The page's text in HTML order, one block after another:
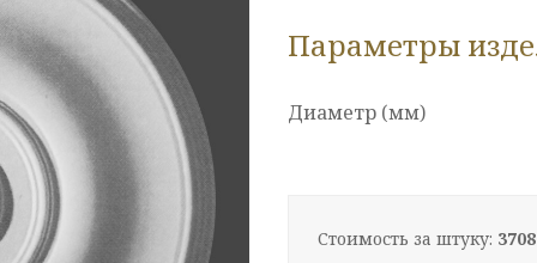
Параметры
Диаметр (мм)
Стоимость за штуку: